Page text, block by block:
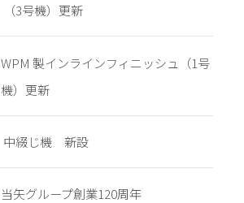
（3号機）更新
WPM 製インラインフィニッシュ（1号
機）更新
中綴じ機 新設
当矢グループ創業120周年